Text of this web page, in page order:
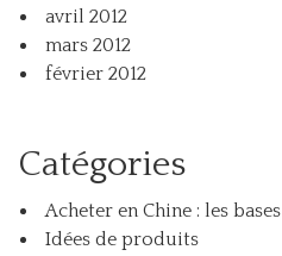
avril 2012
mars 2012
février 2012
Catégories
Acheter en Chine : les bases
Idées de produits